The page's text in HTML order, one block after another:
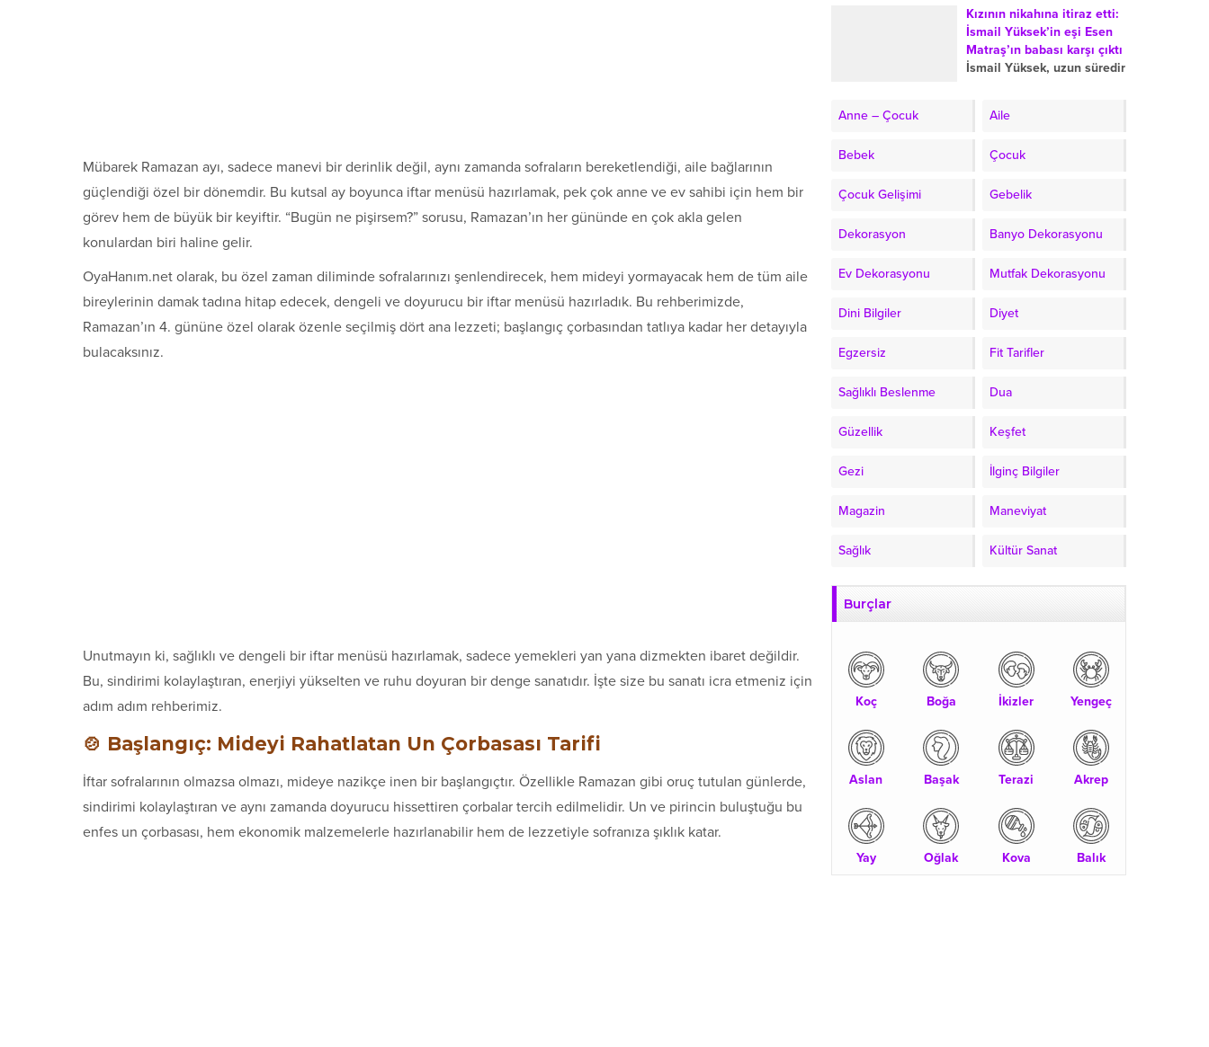
Mübarek Ramazan ayı, sadece manevi bir derinlik değil, aynı zamanda sofraların bereketlendiği, aile bağlarının
güçlendiği özel bir dönemdir. Bu kutsal ay boyunca iftar menüsü hazırlamak, pek çok anne ve ev sahibi için hem bir
görev hem de büyük bir keyiftir. “Bugün ne pişirsem?” sorusu, Ramazan’ın her gününde en çok akla gelen
konulardan biri haline gelir.
OyaHanım.net olarak, bu özel zaman diliminde sofralarınızı şenlendirecek, hem mideyi yormayacak hem de tüm aile
bireylerinin damak tadına hitap edecek, dengeli ve doyurucu bir iftar menüsü hazırladık. Bu rehberimizde,
Ramazan’ın 4. gününe özel olarak özenle seçilmiş dört ana lezzeti; başlangıç çorbasından tatlıya kadar her detayıyla
bulacaksınız.
Unutmayın ki, sağlıklı ve dengeli bir iftar menüsü hazırlamak, sadece yemekleri yan yana dizmekten ibaret değildir.
Bu, sindirimi kolaylaştıran, enerjiyi yükselten ve ruhu doyuran bir denge sanatıdır. İşte size bu sanatı icra etmeniz için
adım adım rehberimiz.
🍲 Başlangıç: Mideyi Rahatlatan Un Çorbasası Tarifi
İftar sofralarının olmazsa olmazı, mideye nazikçe inen bir başlangıçtır. Özellikle Ramazan gibi oruç tutulan günlerde,
sindirimi kolaylaştıran ve aynı zamanda doyurucu hissettiren çorbalar tercih edilmelidir. Un ve pirincin buluştuğu bu
enfes un çorbasası, hem ekonomik malzemelerle hazırlanabilir hem de lezzetiyle sofranıza şıklık katar.
censored wrong history
request Lina Mendoni Lifo
Renos Charalambides
Oppenheimer 975 million
Kızının nikahına itiraz etti:
İsmail Yüksek’in eşi Esen
Matraş’ın babası karşı çıktı
İsmail Yüksek, uzun süredir
oturdu. Nikahın ardından
olan...
Anne – Çocuk Aile
Bebek Çocuk
Çocuk Gelişimi Gebelik
Dekorasyon Banyo Dekorasyonu
Ev Dekorasyonu Mutfak Dekorasyonu
Dini Bilgiler Diyet
Egzersiz Fit Tarifler
Sağlıklı Beslenme Dua
Güzellik Keşfet
Gezi İlginç Bilgiler
Magazin Maneviyat
Sağlık Kültür Sanat
Burçlar
Koç Boğa İkizler Yengeç
Aslan Başak Terazi Akrep
Yay Oğlak Kova Balık